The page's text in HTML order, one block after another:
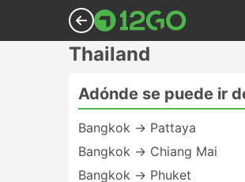
Thailand
Adónde se puede ir
Bangkok → Pattaya
Bangkok → Chiang Mai
Bangkok → Phuket